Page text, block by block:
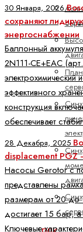
30 Января, 2026
сохраняют
энергоснабжении
Баллонный
2N111-CE+EAC
электрохимический
эффективного
конструкция
обеспечивает
28 Декабря, 2025
displacement
Насосы Gerotor с
представлены
размерам от 20 до
достигает 15 бар,
Ключевые